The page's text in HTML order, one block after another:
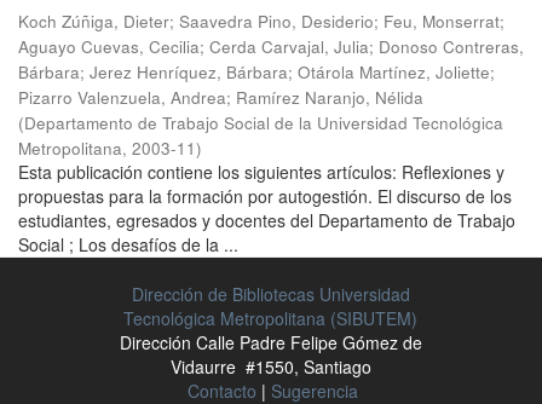
Koch Zúñiga, Dieter; Saavedra Pino, Desiderio; Feu, Monserrat;
Aguayo Cuevas, Cecilia; Cerda Carvajal, Julia; Donoso Contreras,
Bárbara; Jerez Henríquez, Bárbara; Otárola Martínez, Joliette;
Pizarro Valenzuela, Andrea; Ramírez Naranjo, Nélida
(Departamento de Trabajo Social de la Universidad Tecnológica
Metropolitana, 2003-11)
Esta publicación contiene los siguientes artículos: Reflexiones y
propuestas para la formación por autogestión. El discurso de los
estudiantes, egresados y docentes del Departamento de Trabajo
Social ; Los desafíos de la ...
Dirección de Bibliotecas Universidad
Tecnológica Metropolitana (SIBUTEM)
Dirección Calle Padre Felipe Gómez de
Vidaurre #1550, Santiago
Contacto | Sugerencia